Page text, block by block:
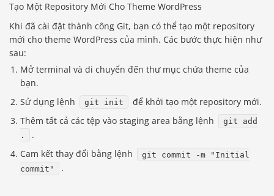
Tạo Một Repository Mới Cho Theme WordPress
Khi đã cài đặt thành công Git, bạn có thể tạo một repository
mới cho theme WordPress của mình. Các bước thực hiện như
sau:
Mở terminal và di chuyển đến thư mục chứa theme của
bạn.
Sử dụng lệnh
git init
để khởi tạo một repository mới.
Thêm tất cả các tệp vào staging area bằng lệnh
git add
.
.
Cam kết thay đổi bằng lệnh
git commit -m "Initial
commit"
.